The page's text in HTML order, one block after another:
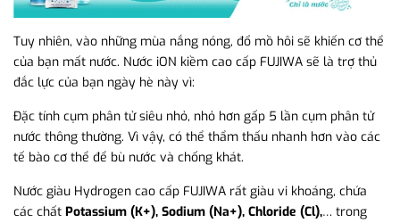
Tuy nhiên, vào những mùa nắng nóng, đổ mồ hôi sẽ khiến cơ thể
của bạn mất nước. Nước iON kiềm cao cấp FUJIWA sẽ là trợ thủ
đắc lực của bạn ngày hè này vì:
Đặc tính cụm phân tử siêu nhỏ, nhỏ hơn gấp 5 lần cụm phân tử
nước thông thường. Vì vậy, có thể thẩm thấu nhanh hơn vào các
tế bào cơ thể để bù nước và chống khát.
Nước giàu Hydrogen cao cấp FUJIWA rất giàu vi khoáng, chứa
các chất Potassium (K+), Sodium (Na+), Chloride (Cl),… trong